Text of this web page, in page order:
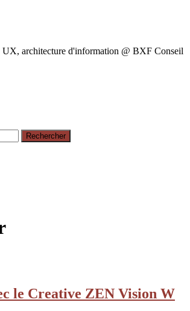
UX, architecture d'information @ BXF Conseil
le Creative ZEN Vision W